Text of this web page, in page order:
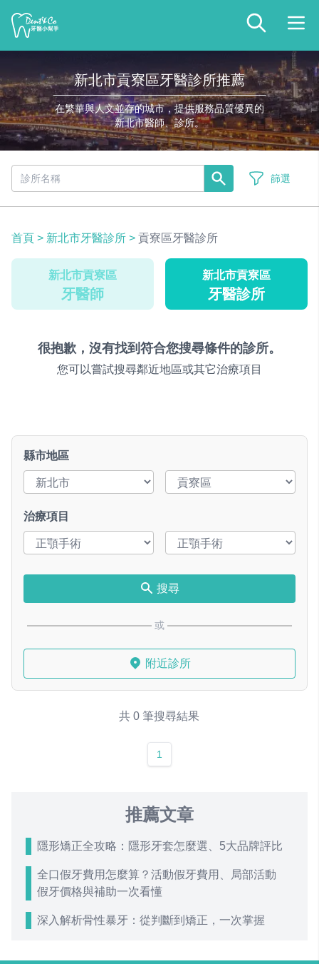
新北市貢寮區牙醫診所推薦
在繁華與人文並存的城市，提供服務品質優異的
新北市醫師、診所。
篩選
首頁 > 新北市牙醫診所 > 貢寮區牙醫診所
新北市貢寮區
牙醫師
新北市貢寮區
牙醫診所
很抱歉，沒有找到符合您搜尋條件的診所。
您可以嘗試搜尋鄰近地區或其它治療項目
縣市地區
治療項目
搜尋
或
附近診所
共 0 筆搜尋結果
1
推薦文章
隱形矯正全攻略：隱形牙套怎麼選、5大品牌評比
全口假牙費用怎麼算？活動假牙費用、局部活動
假牙價格與補助一次看懂
深入解析骨性暴牙：從判斷到矯正，一次掌握